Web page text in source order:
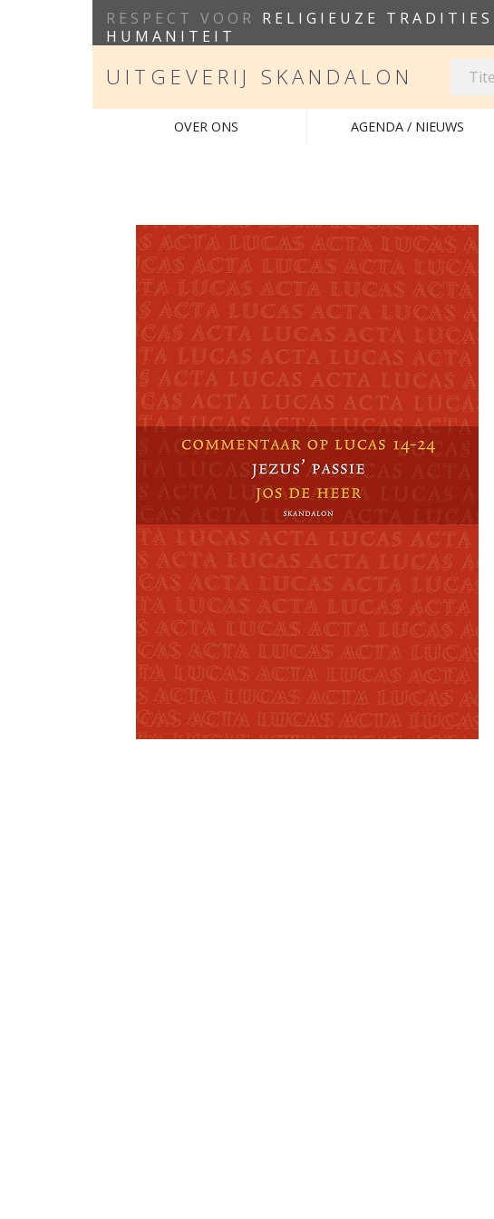
RESPECT VOOR RELIGIEUZE TRADITIES
HUMANITEIT
UITGEVERIJ SKANDALON
OVER ONS AGENDA / NIEUWS